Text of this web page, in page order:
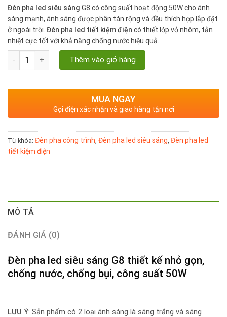
Đèn pha led siêu sáng G8 có công suất hoạt động 50W cho ánh
sáng mạnh, ánh sáng được phân tán rộng và đều thích hợp lắp đặt
ở ngoài trời. Đèn pha led tiết kiệm điện có thiết lớp vỏ nhôm, tản
nhiệt cực tốt với khả năng chống nước hiệu quả.
Đèn pha led siêu sáng G8 công suất 50W số lượng
Thêm vào giỏ hàng
MUA NGAY
Gọi điện xác nhận và giao hàng tận nơi
Từ khóa: Đèn pha công trình Đèn pha led siêu sáng Đèn pha led
tiết kiệm điện
MÔ TẢ
ĐÁNH GIÁ (0)
Đèn pha led siêu sáng G8 thiết kế nhỏ gọn,
chống nước, chống bụi, công suất 50W
LƯU Ý: Sản phẩm có 2 loại ánh sáng là sáng trắng và sáng